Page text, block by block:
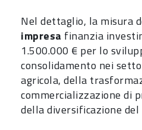
Nel dettaglio, la misura
impresa finanzia
1.500.000 € per lo
consolidamento nei
agricola, della
commercializzazione di
della diversificazione